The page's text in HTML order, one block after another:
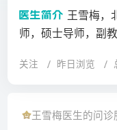
春期相关疾病。
王雪梅，
师，硕士导师，副
病、小儿贫血、小
关注 昨日浏览
王雪梅医生的问诊